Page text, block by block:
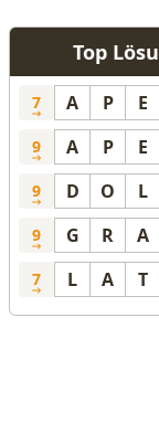
Top
7 A P E
9 A P E
9 D O L
9 G R A
7 L A T